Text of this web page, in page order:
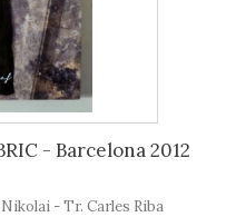
- Barcelona 2012
- Tr. Carles Riba